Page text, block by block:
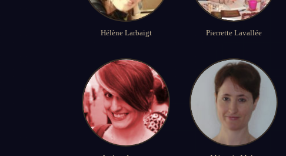
Hélène Larbaigt Pierrette Lavallée